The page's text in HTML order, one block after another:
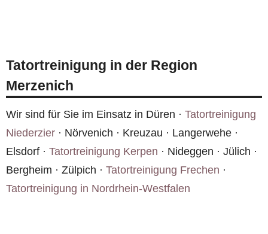
0800 6003005an oder nutzen Sie das
Kontaktformular.
Tatortreinigung in der Region
Merzenich
Wir sind für Sie im Einsatz in Düren · Tatortreinigung
Niederzier · Nörvenich · Kreuzau · Langerwehe ·
Elsdorf · Tatortreinigung Kerpen · Nideggen · Jülich ·
Bergheim · Zülpich · Tatortreinigung Frechen ·
Tatortreinigung in Nordrhein-Westfalen